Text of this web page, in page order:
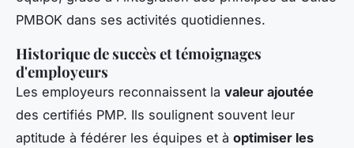
PMBOK dans ses activités quotidiennes.
Historique de succès et témoignages
d'employeurs
Les employeurs reconnaissent la valeur ajoutée
des certifiés PMP. Ils soulignent souvent leur
aptitude à fédérer les équipes et à optimiser les